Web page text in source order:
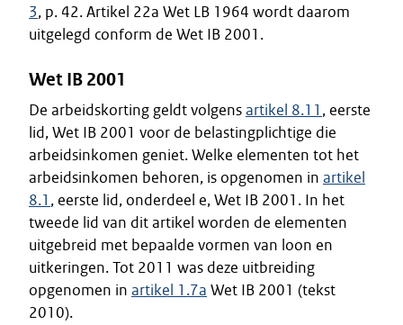
3, p. 42. Artikel 22a Wet LB 1964 wordt daarom
uitgelegd conform de Wet IB 2001.
Wet IB 2001
De arbeidskorting geldt volgensartikel 8.11 , eerste
lid, Wet IB 2001 voor de belastingplichtige die
arbeidsinkomen geniet. Welke elementen tot het
arbeidsinkomen behoren, is opgenomen in artikel
8.1 , eerste lid, onderdeel e, Wet IB 2001. In het
tweede lid van dit artikel worden de elementen
uitgebreid met bepaalde vormen van loon en
uitkeringen. Tot 2011 was deze uitbreiding
opgenomen in artikel 1.7a Wet IB 2001 (tekst
2010).